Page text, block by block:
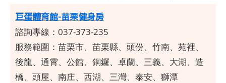
巨蛋體育館-苗栗健身房
諮詢專線：037-373-235
服務範圍： 苗栗市、苗栗縣、頭份、竹南、苑裡、
後龍、通霄、公館、銅鑼、卓蘭、三義、大湖、造
橋、頭屋、南庄、西湖、三灣、泰安、獅潭